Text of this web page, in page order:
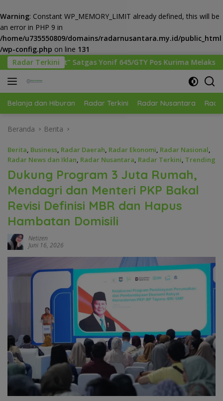
Warning: Constant WP_MEMORY_LIMIT already defined, this will be
an error in PHP 9 in
/home/u735550809/domains/radarnusantara.my.id/public_html
/wp-config.php on line 131
Langsung
ke
konten
Radar Terkini
Yonif 645/GTY Pos Kurima Melaksanakan Pelayanan
Belanja dan Hiburan Radar Terkini Radar Nusantara
Beranda Berita
Berita, Business, Radar Daerah, Radar Ekonomi, Radar Nasional,
Radar News dan Iklan, Radar Nusantara, Radar Terkini, Trending
Dukung Program 3 Juta Rumah,
Mendagri dan Menteri PKP Bakal
Revisi Definisi MBR dan Hapus
Hambatan Domisili
Netizen
Juni 16, 2026